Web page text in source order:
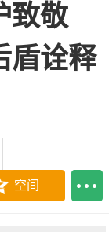
致敬
盾诠释
空间